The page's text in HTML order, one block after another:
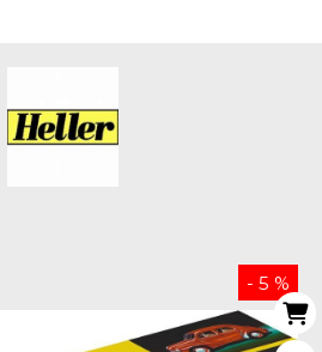
- 5 %